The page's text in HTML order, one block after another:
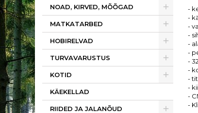
NOAD, KIRVED, MÕÕGAD
MATKATARBED
HOBIRELVAD
TURVAVARUSTUS
KOTID
KÄEKELLAD
RIIDED JA JALANÕUD
-
-
-
-
-
-
-
-
-
-
-
-